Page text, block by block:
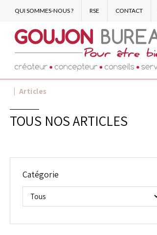
QUI SOMMES-NOUS ? RSE CONTACT
Articles
TOUS NOS ARTICLES
Catégorie